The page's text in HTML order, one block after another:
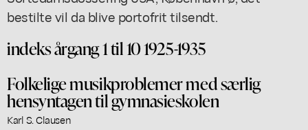
bestilte vil da blive portofrit tilsendt.
indeks årgang 1 til 10 1925-1935
Folkelige musikproblemer med særlig
hensyntagen til gymnasieskolen
Karl S. Clausen